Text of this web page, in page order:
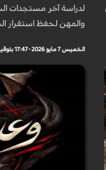
لدراسة آخر مستجدات
والمهن لحفظ استقرار
الخميس 7 مايو 2026 - 17:47 بتوقيت مكة